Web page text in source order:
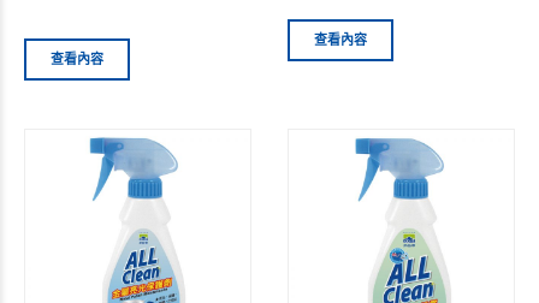
查看內容
查看內容